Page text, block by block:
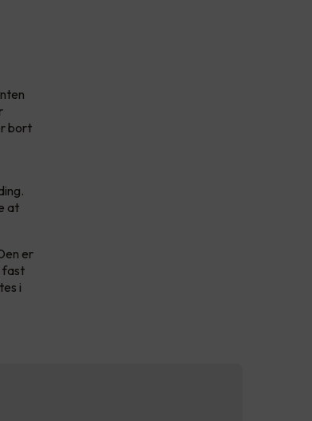
bort
at
er
fast
i